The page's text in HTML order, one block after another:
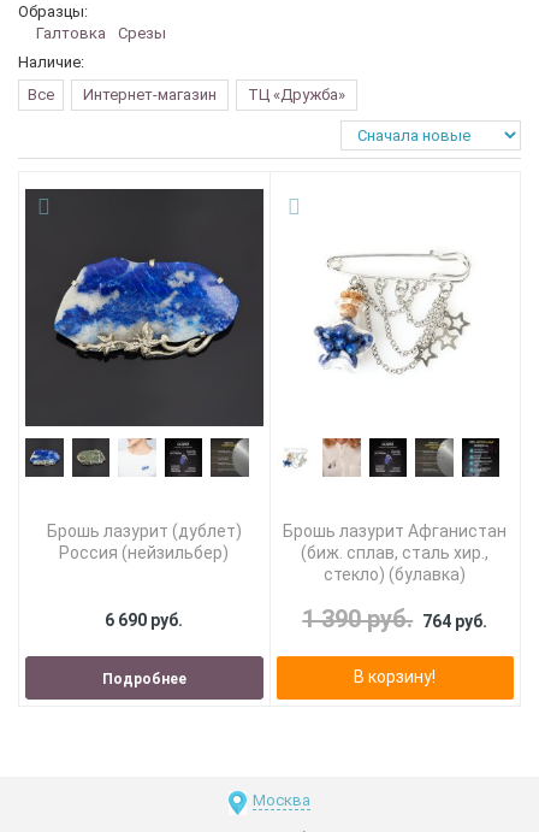
Образцы:
Галтовка
Срезы
Наличие:
Все
Интернет-магазин ТЦ «Дружба»
Брошь лазурит (дублет)
Россия (нейзильбер)
6 690 руб.
Подробнее
Брошь лазурит Афганистан
(биж. сплав, сталь хир.,
стекло) (булавка)
1 390 руб. 764 руб.
В корзину!
Москва